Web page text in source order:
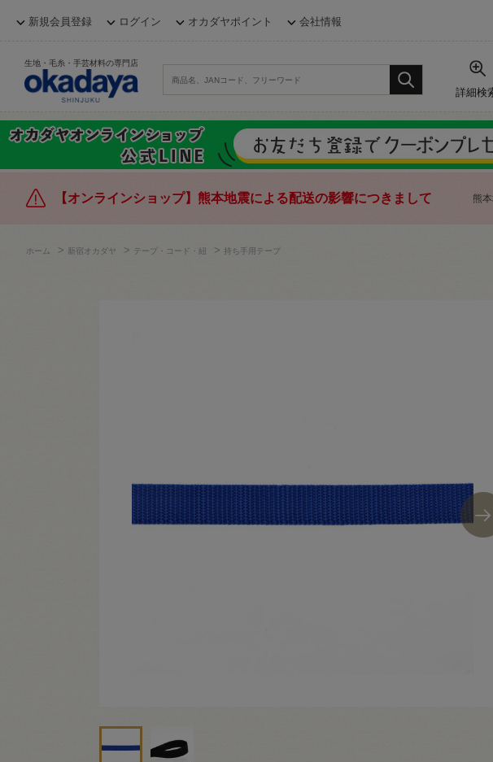
新規会員登録 ログイン オカダヤポイント 会社情報
生地・毛糸・手芸材料の専門店
詳細検
【オンラインショップ】熊本地震による配送の影響につきまして 熊
ホーム > 新宿オカダヤ > テープ・コード・紐 > 持ち手用テープ